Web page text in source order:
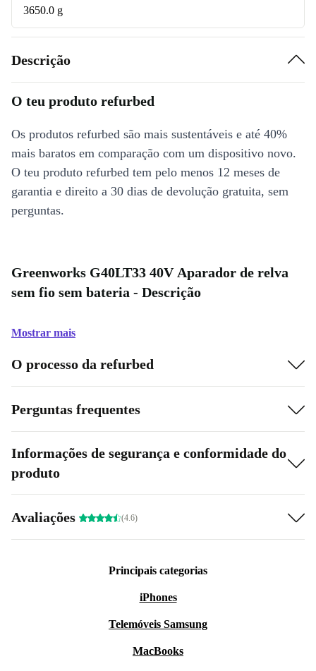
3650.0 g
Descrição
O teu produto refurbed
Os produtos refurbed são mais sustentáveis e até 40%
mais baratos em comparação com um dispositivo novo.
O teu produto refurbed tem pelo menos 12 meses de
garantia e direito a 30 dias de devolução gratuita, sem
perguntas.
Greenworks G40LT33 40V Aparador de relva
sem fio sem bateria - Descrição
Mostrar mais
O processo da refurbed
Perguntas frequentes
Informações de segurança e conformidade do
produto
Avaliações (4.6)
Principais categorias
iPhones
Telemóveis Samsung
MacBooks